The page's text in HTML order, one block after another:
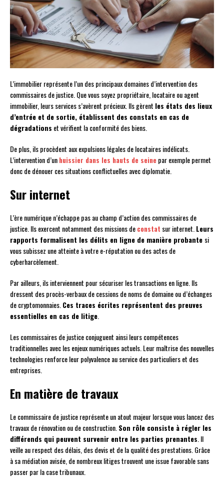
L’immobilier représente l’un des principaux domaines d’intervention des
commissaires de justice. Que vous soyez propriétaire, locataire ou agent
immobilier, leurs services s’avèrent précieux. Ils gèrent les états des lieux
d’entrée et de sortie, établissent des constats en cas de
dégradations et vérifient la conformité des biens.
De plus, ils procèdent aux expulsions légales de locataires indélicats.
L’intervention d’unhuissier dans les hauts de seine par exemple permet
donc de dénouer ces situations conflictuelles avec diplomatie.
Sur internet
L’ère numérique n’échappe pas au champ d’action des commissaires de
justice. Ils exercent notamment des missions deconstat sur internet.Leurs
rapports formalisent les délits en ligne de manière probante si
vous subissez une atteinte à votre e-réputation ou des actes de
cyberharcèlement.
Par ailleurs, ils interviennent pour sécuriser les transactions en ligne. Ils
dressent des procès-verbaux de cessions de noms de domaine ou d’échanges
de cryptomonnaies.Ces traces écrites représentent des preuves
essentielles en cas de litige.
Les commissaires de justice conjuguent ainsi leurs compétences
traditionnelles avec les enjeux numériques actuels. Leur maîtrise des nouvelles
technologies renforce leur polyvalence au service des particuliers et des
entreprises.
En matière de travaux
Le commissaire de justice représente un atout majeur lorsque vous lancez des
travaux de rénovation ou de construction.Son rôle consiste à régler les
différends qui peuvent survenir entre les parties prenantes. Il
veille au respect des délais, des devis et de la qualité des prestations. Grâce
à sa médiation avisée, de nombreux litiges trouvent une issue favorable sans
passer par la case tribunaux.